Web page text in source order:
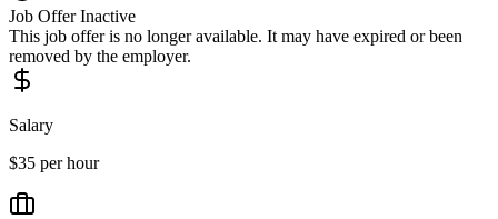
Job Offer Inactive
This job offer is no longer available. It may have expired or been
removed by the employer.
Salary
$35 per hour